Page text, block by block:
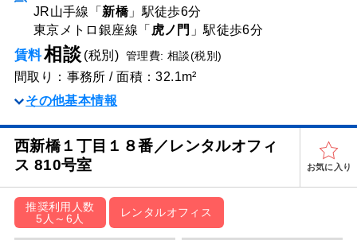
JR山手線「 新橋」駅徒歩6分
東京メトロ銀座線「 虎ノ門 」駅徒歩6分
賃料相談(税別) 管理費: 相談(税別)
間取り：事務所 / 面積：32.1m²
その他基本情報
西新橋１丁目１８番／レンタルオフィ
ス 810号室
お気に入り
推奨利用人数
5人～6人
レンタルオフィス